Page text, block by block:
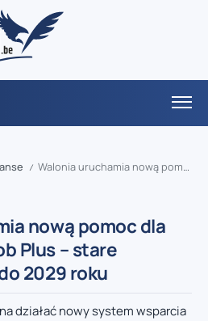
/ Walonia uruchamia nową pomoc dla pracodawców Job Plus – stare systemy znikną do 2029 roku
nową pomoc dla
Plus – stare
2029 roku
działać nowy system wsparcia